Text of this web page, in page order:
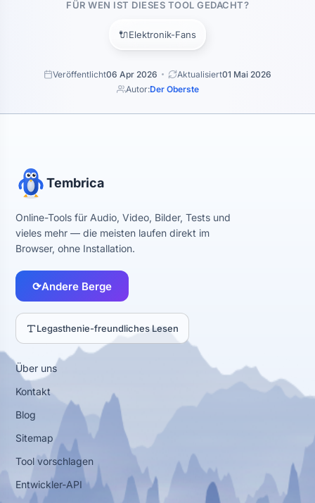
FÜR WEN IST DIESES TOOL GEDACHT?
🔌Elektronik-Fans
Veröffentlicht06 Apr 2026 Aktualisiert01 Mai 2026
Autor:Der Oberste
Tembrica
Online-Tools für Audio, Video, Bilder, Tests und
vieles mehr — die meisten laufen direkt im
Browser, ohne Installation.
⟳Andere Berge
Legasthenie-freundliches Lesen
Über uns
Kontakt
Blog
Sitemap
Tool vorschlagen
Entwickler-API